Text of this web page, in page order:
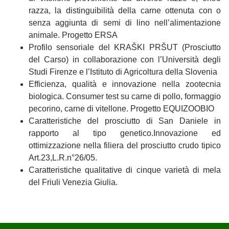
razza, la distinguibilità della carne ottenuta con o
senza aggiunta di semi di lino nell’alimentazione
animale. Progetto ERSA
Profilo sensoriale del KRAŠKI PRŠUT (Prosciutto
del Carso) in collaborazione con l’Università degli
Studi Firenze e l’Istituto di Agricoltura della Slovenia
Efficienza, qualità e innovazione nella zootecnia
biologica. Consumer test su carne di pollo, formaggio
pecorino, carne di vitellone. Progetto EQUIZOOBIO
Caratteristiche del prosciutto di San Daniele in
rapporto al tipo genetico.Innovazione ed
ottimizzazione nella filiera del prosciutto crudo tipico
Art.23,L.R.n°26/05.
Caratteristiche qualitative di cinque varietà di mela
del Friuli Venezia Giulia.